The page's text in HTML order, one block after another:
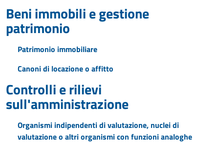
Beni immobili e gestione
patrimonio
Patrimonio immobiliare
Canoni di locazione o affitto
Controlli e rilievi
sull'amministrazione
Organismi indipendenti di valutazione, nuclei di
valutazione o altri organismi con funzioni analoghe